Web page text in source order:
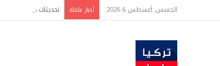
الخميس, أغسطس 6 2026 أخبار عاجلة